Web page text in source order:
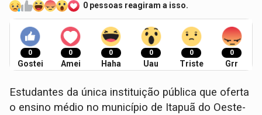
0 pessoas reagiram a isso.
0
Gostei
0
Amei
0
Haha
0
Uau
0
Triste
0
Grr
Estudantes da única instituição pública que oferta
o ensino médio no município de Itapuã do Oeste-